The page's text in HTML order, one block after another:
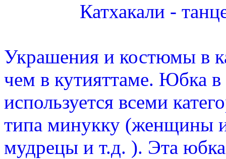
Катхакали -
Украшения и костюмы в
чем в кутияттаме. Юбка
используется всеми
типа минукку (женщины
мудрецы и т.д. ). Эта